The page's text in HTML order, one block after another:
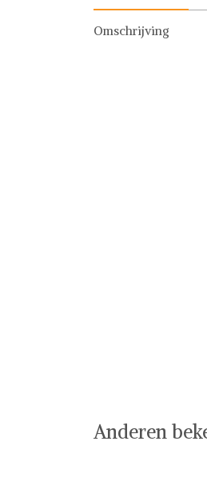
Omschrijving
Anderen